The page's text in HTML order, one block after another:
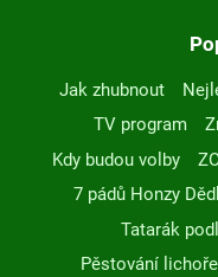
Jak zhubnout
TV program
Kdy budou volby
7 pádů Honzy
Tatarák
Pěstování